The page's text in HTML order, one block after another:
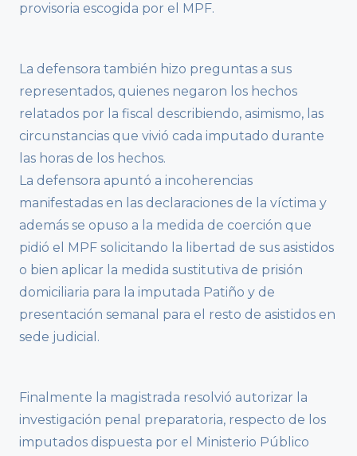
provisoria escogida por el MPF.
La defensora también hizo preguntas a sus
representados, quienes negaron los hechos
relatados por la fiscal describiendo, asimismo, las
circunstancias que vivió cada imputado durante
las horas de los hechos.
La defensora apuntó a incoherencias
manifestadas en las declaraciones de la víctima y
además se opuso a la medida de coerción que
pidió el MPF solicitando la libertad de sus asistidos
o bien aplicar la medida sustitutiva de prisión
domiciliaria para la imputada Patiño y de
presentación semanal para el resto de asistidos en
sede judicial.
Finalmente la magistrada resolvió autorizar la
investigación penal preparatoria, respecto de los
imputados dispuesta por el Ministerio Público